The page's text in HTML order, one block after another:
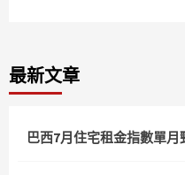
最新文章
巴西7月住宅租金指數單月